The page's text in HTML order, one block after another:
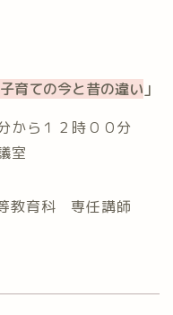
育ての今と昔の違い」
から１２時００分⁡
室⁡
教育科 専任講師